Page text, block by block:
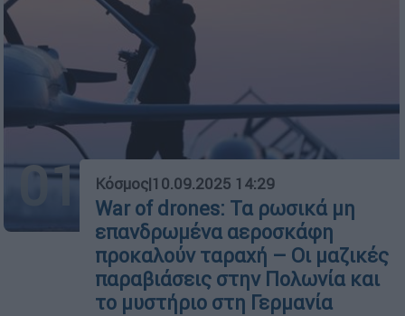
01 Κόσμος|10.09.2025 14:29
War of drones: Τα ρωσικά μη
επανδρωμένα αεροσκάφη
προκαλούν ταραχή – Οι μαζικές
παραβιάσεις στην Πολωνία και
το μυστήριο στη Γερμανία